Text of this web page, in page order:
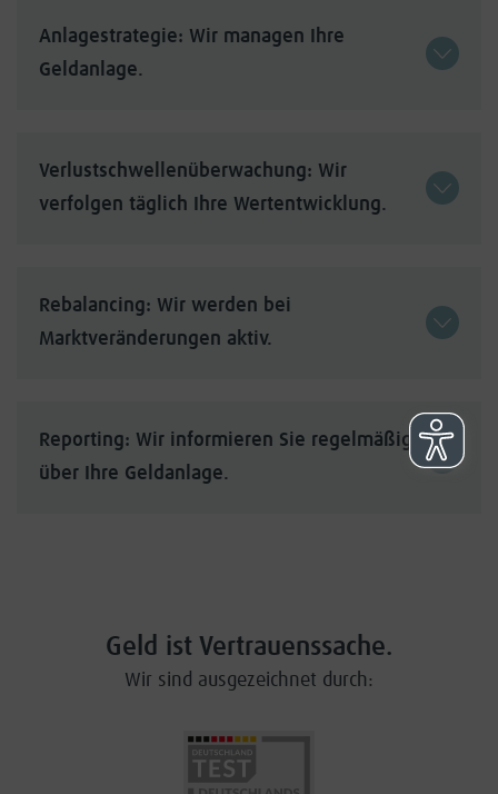
Anlagestrategie: Wir managen Ihre
Geldanlage.
Verlustschwellenüberwachung: Wir
verfolgen täglich Ihre Wertentwicklung.
Rebalancing: Wir werden bei
Marktveränderungen aktiv.
Reporting: Wir informieren Sie regelmäßig
über Ihre Geldanlage.
Geld ist Vertrauenssache.
Wir sind ausgezeichnet durch: